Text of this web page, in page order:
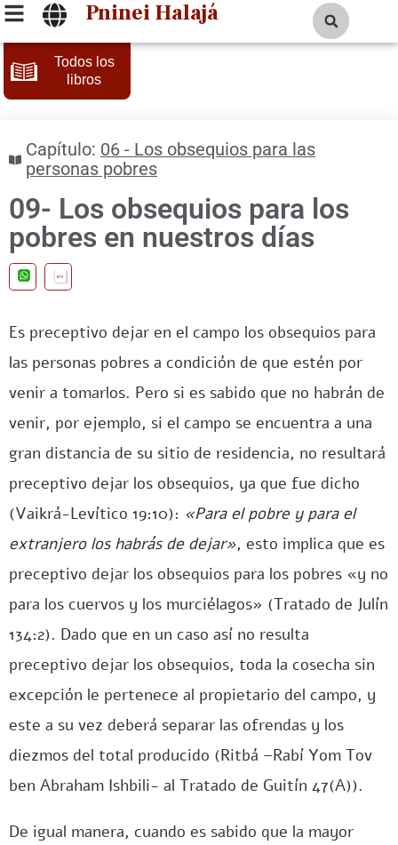
Pninei Halajá
Todos los
libros
Capítulo: 06 - Los obsequios para las
personas pobres
09- Los obsequios para los
pobres en nuestros días
en
Es preceptivo dejar en el campo los obsequios para
las personas pobres a condición de que estén por
venir a tomarlos. Pero si es sabido que no habrán de
venir, por ejemplo, si el campo se encuentra a una
gran distancia de su sitio de residencia, no resultará
preceptivo dejar los obsequios, ya que fue dicho
(Vaikrá-Levítico 19:10): «Para el pobre y para el
extranjero los habrás de dejar», esto implica que es
preceptivo dejar los obsequios para los pobres «y no
para los cuervos y los murciélagos» (Tratado de Julín
134:2). Dado que en un caso así no resulta
preceptivo dejar los obsequios, toda la cosecha sin
excepción le pertenece al propietario del campo, y
este a su vez deberá separar las ofrendas y los
diezmos del total producido (Ritbá –Rabí Yom Tov
ben Abraham Ishbili- al Tratado de Guitín 47(A)).
De igual manera, cuando es sabido que la mayor